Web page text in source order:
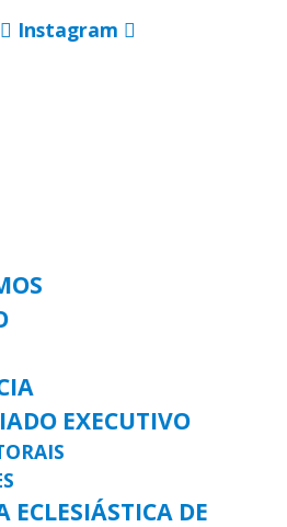
Instagram
EXECUTIVO
ECLESIÁSTICA DE